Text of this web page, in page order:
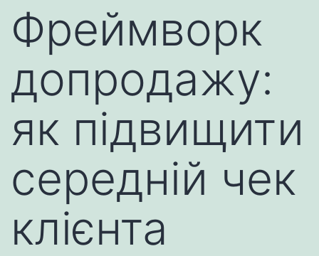
Фреймворк
допродажу:
як підвищити
середній чек
клієнта